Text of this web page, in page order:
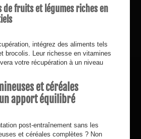
de fruits et légumes riches en
intégrez des aliments tels
brocolis. Leur richesse en vitamines
votre récupération à un niveau
et céréales
apport équilibré
post-entraînement sans les
et céréales complètes ? Non